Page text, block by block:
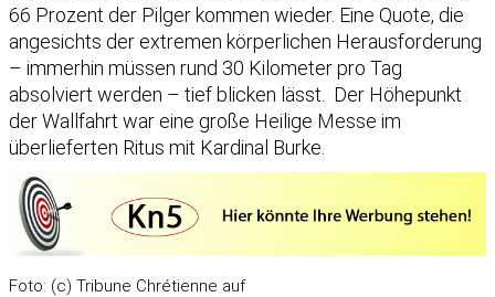
66 Prozent der Pilger kommen wieder. Eine Quote, die
angesichts der extremen körperlichen Herausforderung
– immerhin müssen rund 30 Kilometer pro Tag
absolviert werden – tief blicken lässt. Der Höhepunkt
der Wallfahrt war eine große Heilige Messe im
überlieferten Ritus mit Kardinal Burke.
Foto: (c) Tribune Chrétienne auf